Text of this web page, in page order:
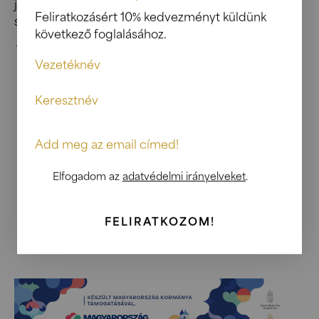
szolgáltatott…
Feliratkozásért 10% kedvezményt küldünk
következő foglalásához.
Elfogadom azadatvédelmi irányelveket.
FELIRATKOZOM!